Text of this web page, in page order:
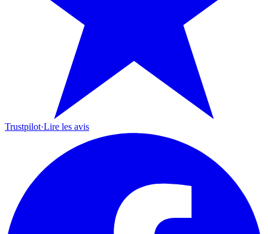
Trustpilot·Lire les avis